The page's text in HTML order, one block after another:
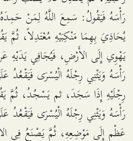
رَأْسَهُ فَيَقُولُ: سَمِعَ اللَّهُ لِمَنْ
يُحَاذِيَ بِهِمَا مَنْكِبَيْهِ مُعْتَدِلاً، ثُمَّ
يَهْوِي إِلَى الأَرْضِ، فَيُجَافِي يَدَيْهِ
رَأْسَهُ وَيَثْنِي رِجْلَهُ الْيُسْرَى فَيَقْعُدُ
رِجْلَيْهِ إِذَا سَجَدَ، ثم يَسْجُدُ، ثُمَّ
رَأْسَهُ وَيَثْنِي رِجْلَهُ الْيُسْرَى
عَظْمٍ إِلَى مَوْضِعِهِ، ثُمَّ يَصْنَعُ فِي